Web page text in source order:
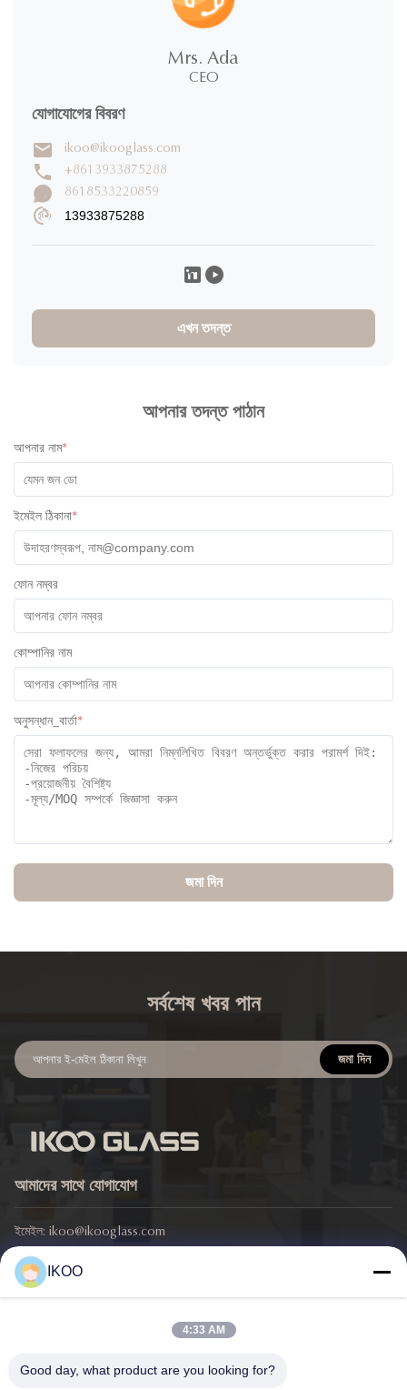
Mrs. Ada
CEO
যোগাযোগের বিবরণ
ikoo@ikooglass.com
+8613933875288
8618533220859
13933875288
এখন তদন্ত
আপনার তদন্ত পাঠান
আপনার নাম*
ইমেইল ঠিকানা*
ফোন নম্বর
কোম্পানির নাম
অনুসন্ধান_বার্তা*
জমা দিন
সর্বশেষ খবর পান
জমা দিন
আমাদের সাথে যোগাযোগ
ইমেইল: ikoo@ikooglass.com
ফোন:86-0311-83829793
ঠিকানা: আইকেওও বিল্ডিং, ৪২৯ ঝংশান ইস্ট রোড, চাংআন জেলা, শিজিয়াজুয়াং শহর, হেবেই
IKOO
4:33 AM
Good day, what product are you looking for?